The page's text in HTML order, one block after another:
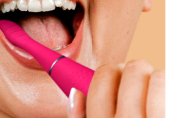
pore care essentials
hair
Teeth Whitening Gel
Homens
Entrega prevista
Entrega prevista
Entrega prevista 8/15/26
Entrega prevista 8/17/26